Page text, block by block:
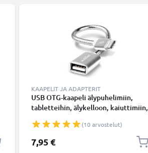
KAAPELIT JA ADAPTERIT
USB OTG-kaapeli älypuhelimiin,
tabletteihin, älykelloon, kaiuttimiin,
sovitin USB C-tyyppi C uros USB A
naaras - USB Host -liitin, On The Go -
sovitin Kaapeli
(10 arvostelut)
7,95 €